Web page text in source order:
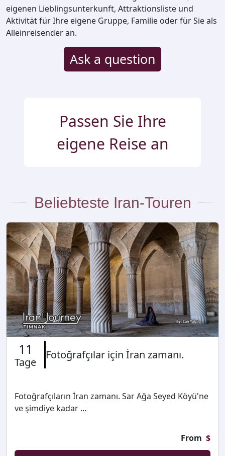
eigenen Lieblingsunterkunft, Attraktionsliste und
Aktivität für Ihre eigene Gruppe, Familie oder für Sie als
Alleinreisender an.
Ask a question
Passen Sie Ihre
eigene Reise an
11
Tage
Fotoğrafçılar için İran zamanı.
Fotoğrafçıların İran zamanı. Sar Ağa Seyed Köyü'ne
ve şimdiye kadar ...
From $